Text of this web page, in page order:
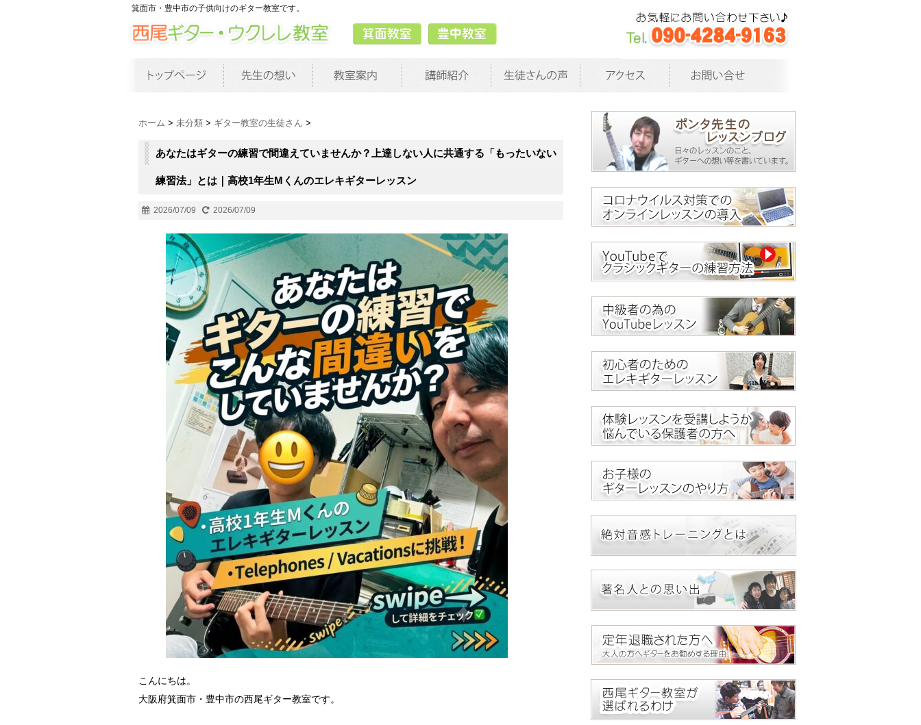
箕面市・豊中市の子供向けのギター教室です。
ホーム > 未分類 > ギター教室の生徒さん >
あなたはギターの練習で間違えていませんか？上達しない人に共通する「もったいない
練習法」とは｜高校1年生Mくんのエレキギターレッスン
2026/07/09 2026/07/09
こんにちは。
大阪府箕面市・豊中市の西尾ギター教室です。